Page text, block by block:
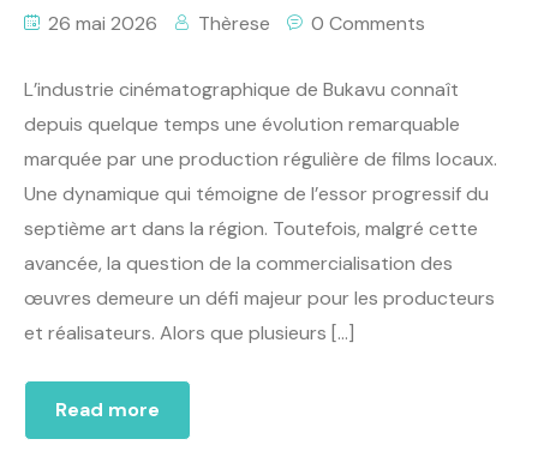
26 mai 2026 Thèrese 0 Comments
L’industrie cinématographique de Bukavu connaît
depuis quelque temps une évolution remarquable
marquée par une production régulière de films locaux.
Une dynamique qui témoigne de l’essor progressif du
septième art dans la région. Toutefois, malgré cette
avancée, la question de la commercialisation des
œuvres demeure un défi majeur pour les producteurs
et réalisateurs. Alors que plusieurs […]
Read more